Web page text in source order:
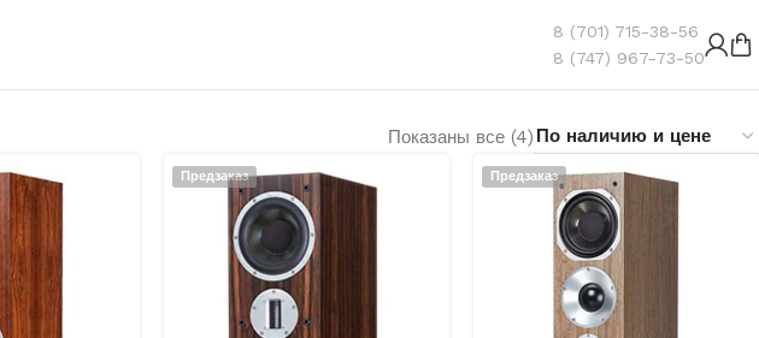
8 (701) 715-38-56
8 (747) 967-73-50
Показаны все (4)
Предзаказ Предзаказ